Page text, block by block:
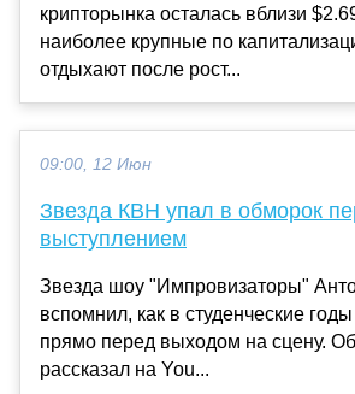
крипторынка осталась вблизи
наиболее крупные по
отдыхают после рост...
09:00, 12 Июн
Звезда КВН упал в обморок
выступлением
Звезда шоу "Импровизаторы"
вспомнил, как в студенческие
прямо перед выходом на сцену.
рассказал на You...